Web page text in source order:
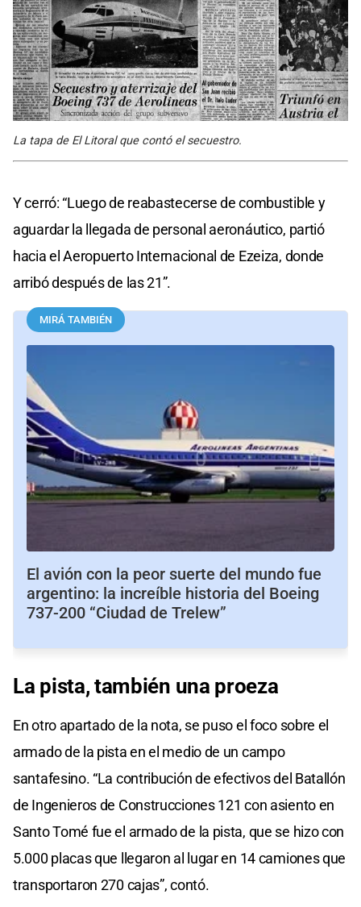
La tapa de El Litoral que contó el secuestro.
Y cerró: “Luego de reabastecerse de combustible y
aguardar la llegada de personal aeronáutico, partió
hacia el Aeropuerto Internacional de Ezeiza, donde
arribó después de las 21”.
MIRÁ TAMBIÉN
El avión con la peor suerte del mundo fue
argentino: la increíble historia del Boeing
737-200 “Ciudad de Trelew”
La pista, también una proeza
En otro apartado de la nota, se puso el foco sobre el
armado de la pista en el medio de un campo
santafesino. “La contribución de efectivos del Batallón
de Ingenieros de Construcciones 121 con asiento en
Santo Tomé fue el armado de la pista, que se hizo con
5.000 placas que llegaron al lugar en 14 camiones que
transportaron 270 cajas”, contó.